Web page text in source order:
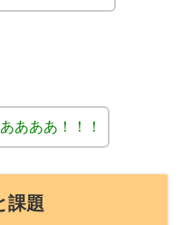
あああ！！！
課題